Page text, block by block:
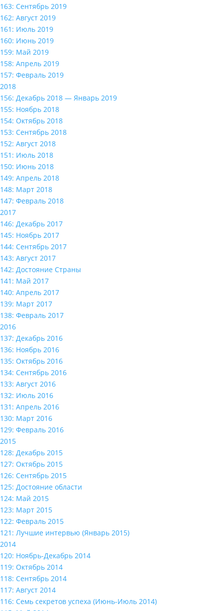
163: Сентябрь 2019
162: Август 2019
161: Июль 2019
160: Июнь 2019
159: Май 2019
158: Апрель 2019
157: Февраль 2019
2018
156: Декабрь 2018 — Январь 2019
155: Ноябрь 2018
154: Октябрь 2018
153: Сентябрь 2018
152: Август 2018
151: Июль 2018
150: Июнь 2018
149: Апрель 2018
148: Март 2018
147: Февраль 2018
2017
146: Декабрь 2017
145: Ноябрь 2017
144: Сентябрь 2017
143: Август 2017
142: Достояние Страны
141: Май 2017
140: Апрель 2017
139: Март 2017
138: Февраль 2017
2016
137: Декабрь 2016
136: Ноябрь 2016
135: Октябрь 2016
134: Сентябрь 2016
133: Август 2016
132: Июль 2016
131: Апрель 2016
130: Март 2016
129: Февраль 2016
2015
128: Декабрь 2015
127: Октябрь 2015
126: Сентябрь 2015
125: Достояние области
124: Май 2015
123: Март 2015
122: Февраль 2015
121: Лучшие интервью (Январь 2015)
2014
120: Ноябрь-Декабрь 2014
119: Октябрь 2014
118: Сентябрь 2014
117: Август 2014
116: Семь секретов успеха (Июнь-Июль 2014)